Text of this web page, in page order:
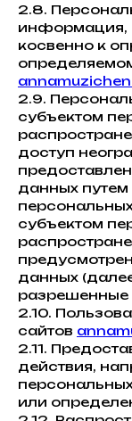
2.8.
информация,
косвенно к
2.9.
субъектом
доступ
данных путем
субъектом
данных
разрешенные
2.10.
сайтов
2.11.
действия,
или